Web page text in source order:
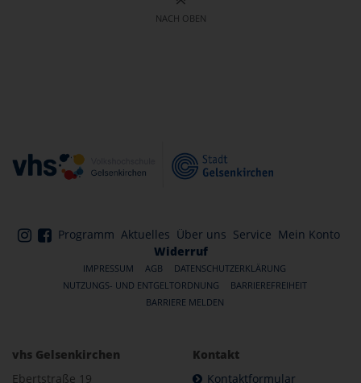
NACH OBEN
Programm Aktuelles Über uns Service Mein Konto
Widerruf
IMPRESSUM AGB
DATENSCHUTZERKLÄRUNG
NUTZUNGS- UND ENTGELTORDNUNG
BARRIEREFREIHEIT
BARRIERE MELDEN
vhs Gelsenkirchen
Ebertstraße 19
Kontakt
Kontaktformular